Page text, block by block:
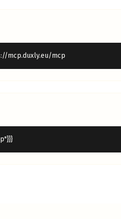
mcp.duxly.eu/mcp